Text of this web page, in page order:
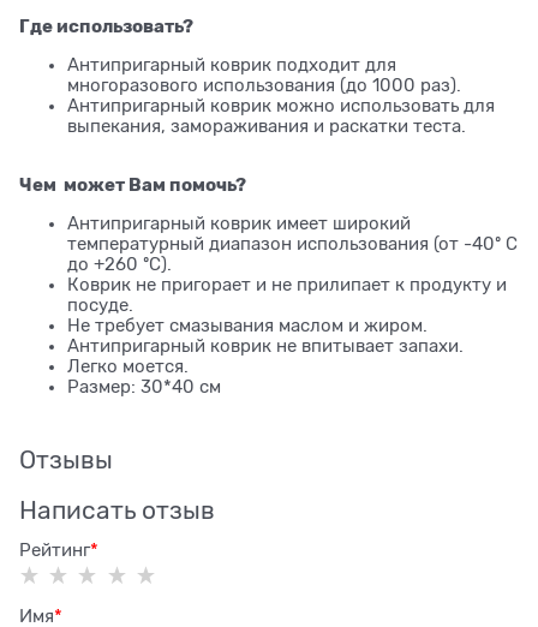
Где использовать?
Антипригарный коврик подходит для
многоразового использования (до 1000 раз).
Антипригарный коврик можно использовать для
выпекания, замораживания и раскатки теста.
Чем может Вам помочь?
Антипригарный коврик имеет широкий
температурный диапазон использования (от -40º C
до +260 ºC).
Коврик не пригорает и не прилипает к продукту и
посуде.
Не требует смазывания маслом и жиром.
Антипригарный коврик не впитывает запахи.
Легко моется.
Размер: 30*40 см
Отзывы
Написать отзыв
Рейтинг
Имя